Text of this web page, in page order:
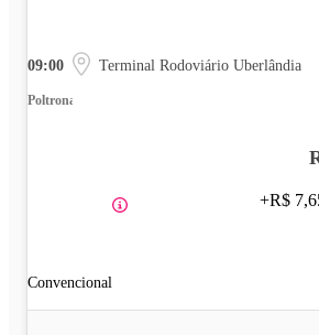
09:00 Terminal Rodoviário Uberlândia
Poltrona
Convencional
+R$